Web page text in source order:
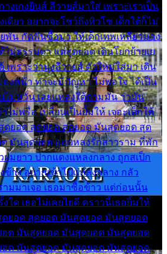
งเกงยีนส์ ลีวายส์มาใส่ เพราะเราเป็น
เดียว อยากจะโชว์ถึงหิวโซ เด็กใต้ก็ไม่
พัน กัดฟันซื้อมา ให้เด็กเทพเหลียวมอง
ไม่ธรรมดา แต่สุดยอด เดินโยกย้ายเย
เพราะว่านุ่งลีวายส์ ตัวใหม่ใส่มา เดิน
องหน้า ท่าจะมีปัญหา ไม่พอใจ ได้เป็น
ไม่หวั่น เลยแหลงใต้ถามมัน ว่ามัน
ม่พรื่อ เปลี่ยนเป็นยิ้มให้ เจอะเด็กใต้
ดยอด สุดยอด สุดยอด มันสุดยอด สุด
มันสุดยอด แอบหลงรักสาวราม ที่พัก
ผมยาว ปากแดงแหลงกลาง ถูกสเป็ก
ข้าง อยากเข้าไปแหลงกลาง กลัว
ามมาเจอ เธอมาซื้อข้าว แต่ก่อนนั้น
งใด เธอไม่เคยไยดี คราวนี้เธอยิ้มให้
ดยอด สุดยอด มันสุดยอด มันสุดยอด
ด มันสุดยอด มันสุดยอด มันสุดยอด
ด มันสุดยอด มันสุดยอด มันสุดยอด